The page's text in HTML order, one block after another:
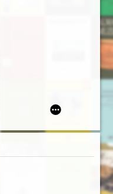
rozwoju płockiej